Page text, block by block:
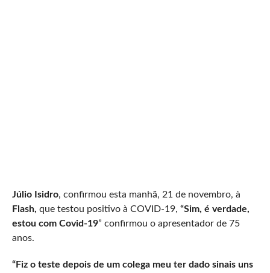
Júlio Isidro, confirmou esta manhã, 21 de novembro, à
Flash, que testou positivo à COVID-19, “Sim, é verdade,
estou com Covid-19” confirmou o apresentador de 75
anos.
“Fiz o teste depois de um colega meu ter dado sinais uns